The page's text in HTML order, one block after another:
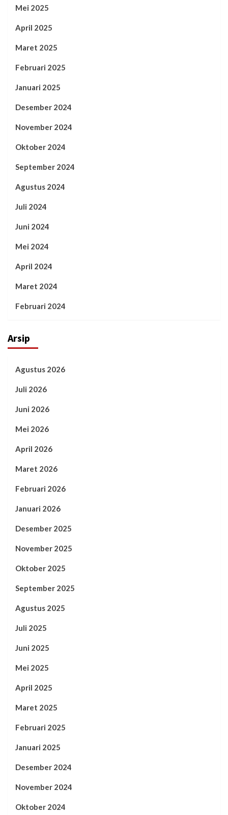
Mei 2025
April 2025
Maret 2025
Februari 2025
Januari 2025
Desember 2024
November 2024
Oktober 2024
September 2024
Agustus 2024
Juli 2024
Juni 2024
Mei 2024
April 2024
Maret 2024
Februari 2024
Arsip
Agustus 2026
Juli 2026
Juni 2026
Mei 2026
April 2026
Maret 2026
Februari 2026
Januari 2026
Desember 2025
November 2025
Oktober 2025
September 2025
Agustus 2025
Juli 2025
Juni 2025
Mei 2025
April 2025
Maret 2025
Februari 2025
Januari 2025
Desember 2024
November 2024
Oktober 2024